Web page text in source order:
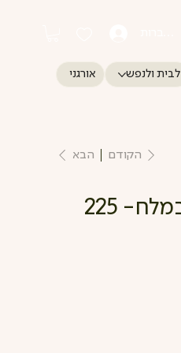
לבית ולנפש אורגני
הקודם הבא
קרקר כוסמין שום ועשבי תיבול- פת במלח- 225